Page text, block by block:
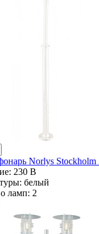
Norlys Stockholm
230 В
белый
ламп: 2